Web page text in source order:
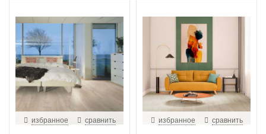
избранное сравнить избранное сравнить